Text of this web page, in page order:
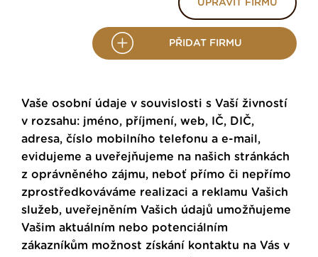
UPRAVIT FIRMU
PŘIDAT FIRMU
Vaše osobní údaje v souvislosti s Vaší živností
v rozsahu: jméno, příjmení, web, IČ, DIČ,
adresa, číslo mobilního telefonu a e-mail,
evidujeme a uveřejňujeme na našich stránkách
z oprávněného zájmu, neboť přímo či nepřímo
zprostředkováváme realizaci a reklamu Vašich
služeb, uveřejněním Vašich údajů umožňujeme
Vašim aktuálním nebo potenciálním
zákazníkům možnost získání kontaktu na Vás v